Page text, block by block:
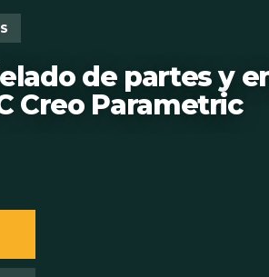
de partes y
Creo Parametric